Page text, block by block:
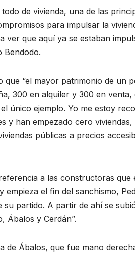
de vivienda, una de las
para impulsar la
ver que aquí ya se estaban
Bendodo.
“el mayor patrimonio de un
300 en alquiler y 300 en
único ejemplo. Yo me estoy
y han empezado cero
públicas a precios
a las constructoras que
el fin del sanchismo,
partido. A partir de ahí se
Ábalos y Cerdán”.
de Ábalos, que fue mano